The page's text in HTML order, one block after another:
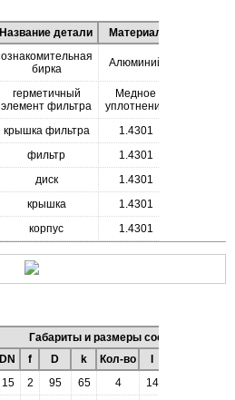
Название детали
Материал
ознакомительная
бирка
Алюминий
герметичный
элемент фильтра
Медное
уплотнение
крышка фильтра
1.4301
фильтр
1.4301
диск
1.4301
крышка
1.4301
корпус 1.4301
Габариты и размеры соединения
DN f D k Кол-во
15 2 95 65 4 14